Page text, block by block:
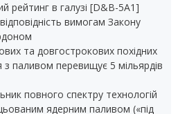
рейтинг в галузі [D&B-5A1]
вимогам Закону
та довгострокових похідних
паливом перевищує 5 мільярдів
повного спектру технологій
ядерним паливом («під